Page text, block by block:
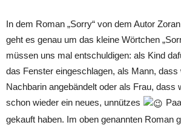
In dem Roman „Sorry“ von dem Autor
geht es genau um das kleine Wörtchen
müssen uns mal entschuldigen: als Kind
das Fenster eingeschlagen, als Mann, dass
Nachbarin angebändelt oder als Frau, dass
schon wieder ein neues, unnützes
gekauft haben. Im oben genannten Roman